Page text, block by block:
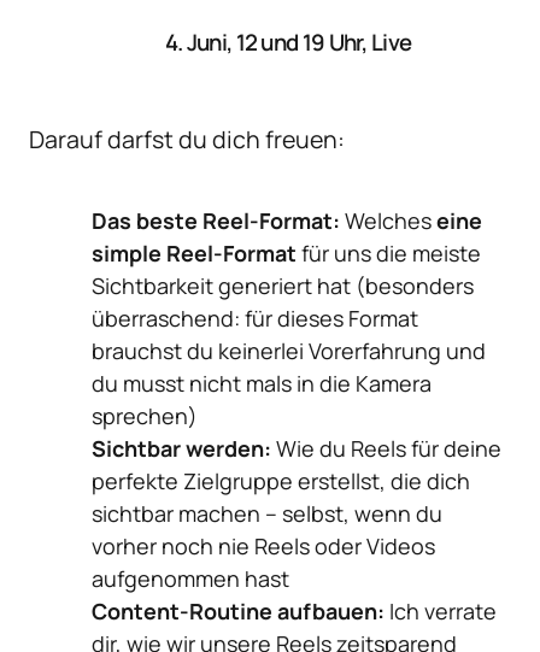
4. Juni, 12 und 19 Uhr, Live
Darauf darfst du dich freuen:
Das beste Reel-Format: Welches eine
simple Reel-Format für uns die meiste
Sichtbarkeit generiert hat (besonders
überraschend: für dieses Format
brauchst du keinerlei Vorerfahrung und
du musst nicht mals in die Kamera
sprechen)
Sichtbar werden: Wie du Reels für deine
perfekte Zielgruppe erstellst, die dich
sichtbar machen – selbst, wenn du
vorher noch nie Reels oder Videos
aufgenommen hast
Content-Routine aufbauen: Ich verrate
dir, wie wir unsere Reels zeitsparend